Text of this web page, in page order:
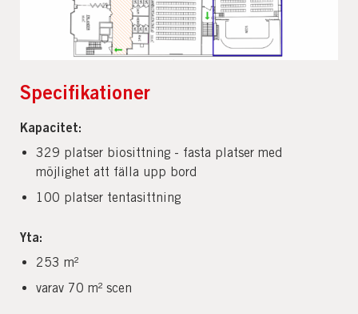
Specifikationer
Kapacitet:
329 platser biosittning - fasta platser med
möjlighet att fälla upp bord
100 platser tentasittning
Yta:
253 m²
varav 70 m² scen